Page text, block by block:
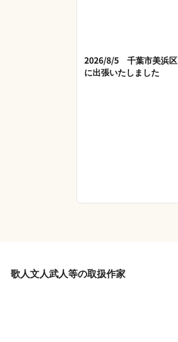
2026/8/5 千葉市美浜区
に出張いたしました
歌人文人武人等の取扱作家